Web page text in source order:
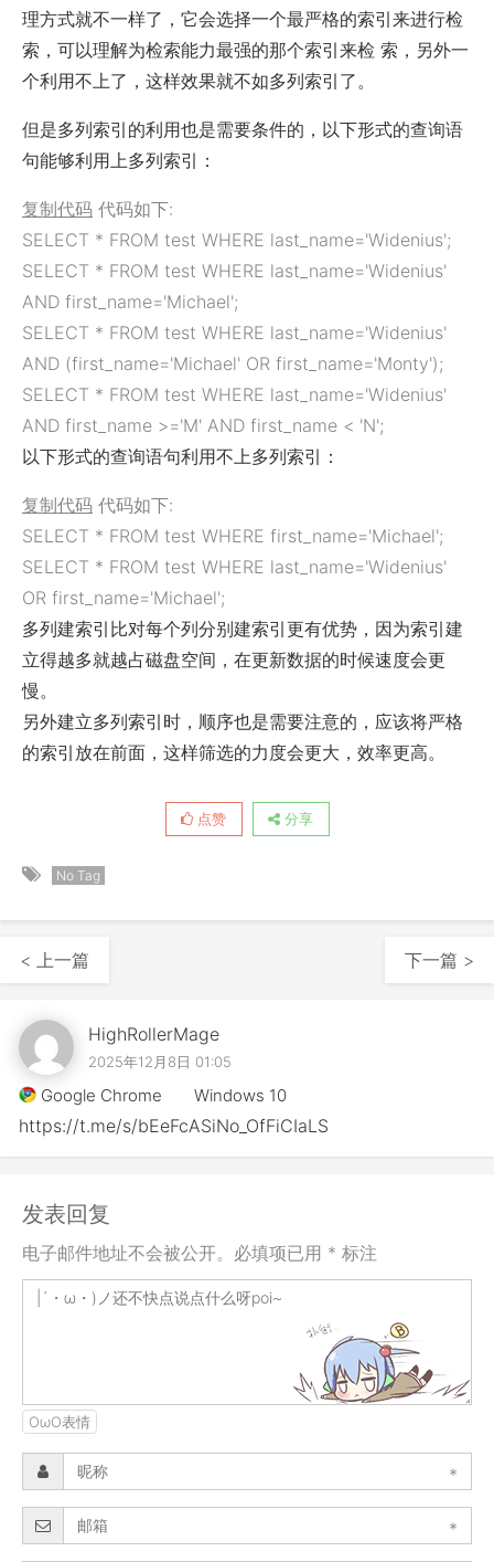
理方式就不一样了，它会选择一个最严格的索引来进行检
索，可以理解为检索能力最强的那个索引来检 索，另外一
个利用不上了，这样效果就不如多列索引了。
但是多列索引的利用也是需要条件的，以下形式的查询语
句能够利用上多列索引：
复制代码 代码如下:
SELECT * FROM test WHERE last_name='Widenius';
SELECT * FROM test WHERE last_name='Widenius'
AND first_name='Michael';
SELECT * FROM test WHERE last_name='Widenius'
AND (first_name='Michael' OR first_name='Monty');
SELECT * FROM test WHERE last_name='Widenius'
AND first_name >='M' AND first_name < 'N';
以下形式的查询语句利用不上多列索引：
复制代码 代码如下:
SELECT * FROM test WHERE first_name='Michael';
SELECT * FROM test WHERE last_name='Widenius'
OR first_name='Michael';
多列建索引比对每个列分别建索引更有优势，因为索引建
立得越多就越占磁盘空间，在更新数据的时候速度会更
慢。
另外建立多列索引时，顺序也是需要注意的，应该将严格
的索引放在前面，这样筛选的力度会更大，效率更高。
点赞 分享
No Tag
< 上一篇 下一篇 >
HighRollerMage
2025年12月8日 01:05
Google Chrome Windows 10
https://t.me/s/bEeFcASiNo_OfFiCIaLS
发表回复
电子邮件地址不会被公开。必填项已用 * 标注
OωO表情
*
*